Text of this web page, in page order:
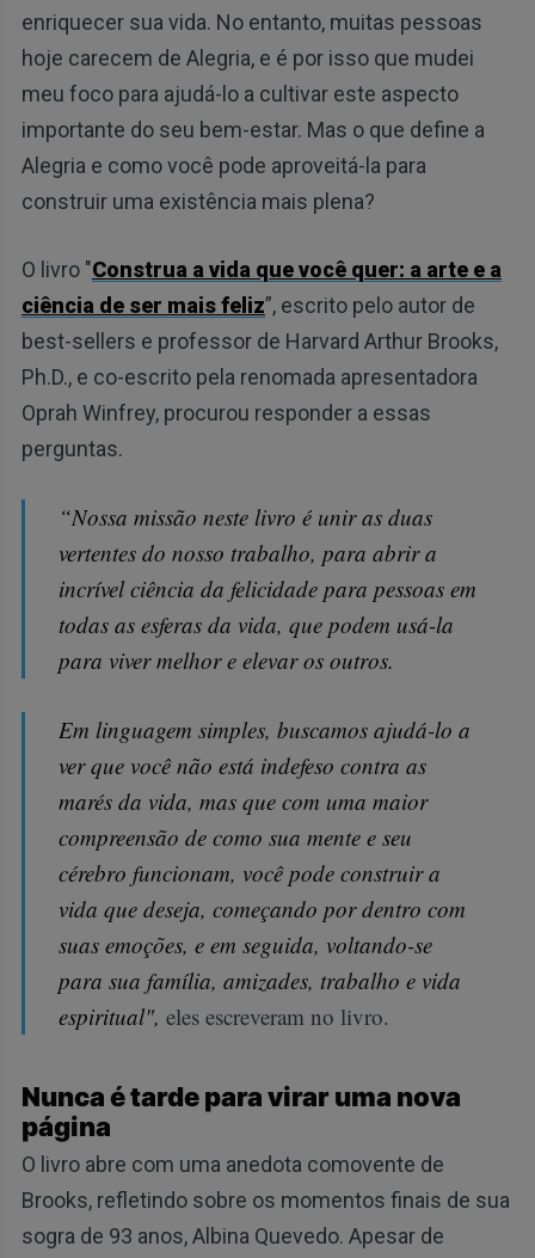
enriquecer sua vida. No entanto, muitas pessoas
hoje carecem de Alegria, e é por isso que mudei
meu foco para ajudá-lo a cultivar este aspecto
importante do seu bem-estar. Mas o que define a
Alegria e como você pode aproveitá-la para
construir uma existência mais plena?
O livro "Construa a vida que você quer: a arte e a
ciência de ser mais feliz”, escrito pelo autor de
best-sellers e professor de Harvard Arthur Brooks,
Ph.D., e co-escrito pela renomada apresentadora
Oprah Winfrey, procurou responder a essas
perguntas.
“Nossa missão neste livro é unir as duas
vertentes do nosso trabalho, para abrir a
incrível ciência da felicidade para pessoas em
todas as esferas da vida, que podem usá-la
para viver melhor e elevar os outros.
Em linguagem simples, buscamos ajudá-lo a
ver que você não está indefeso contra as
marés da vida, mas que com uma maior
compreensão de como sua mente e seu
cérebro funcionam, você pode construir a
vida que deseja, começando por dentro com
suas emoções, e em seguida, voltando-se
para sua família, amizades, trabalho e vida
espiritual", eles escreveram no livro.
Nunca é tarde para virar uma nova
página
O livro abre com uma anedota comovente de
Brooks, refletindo sobre os momentos finais de sua
sogra de 93 anos, Albina Quevedo. Apesar de